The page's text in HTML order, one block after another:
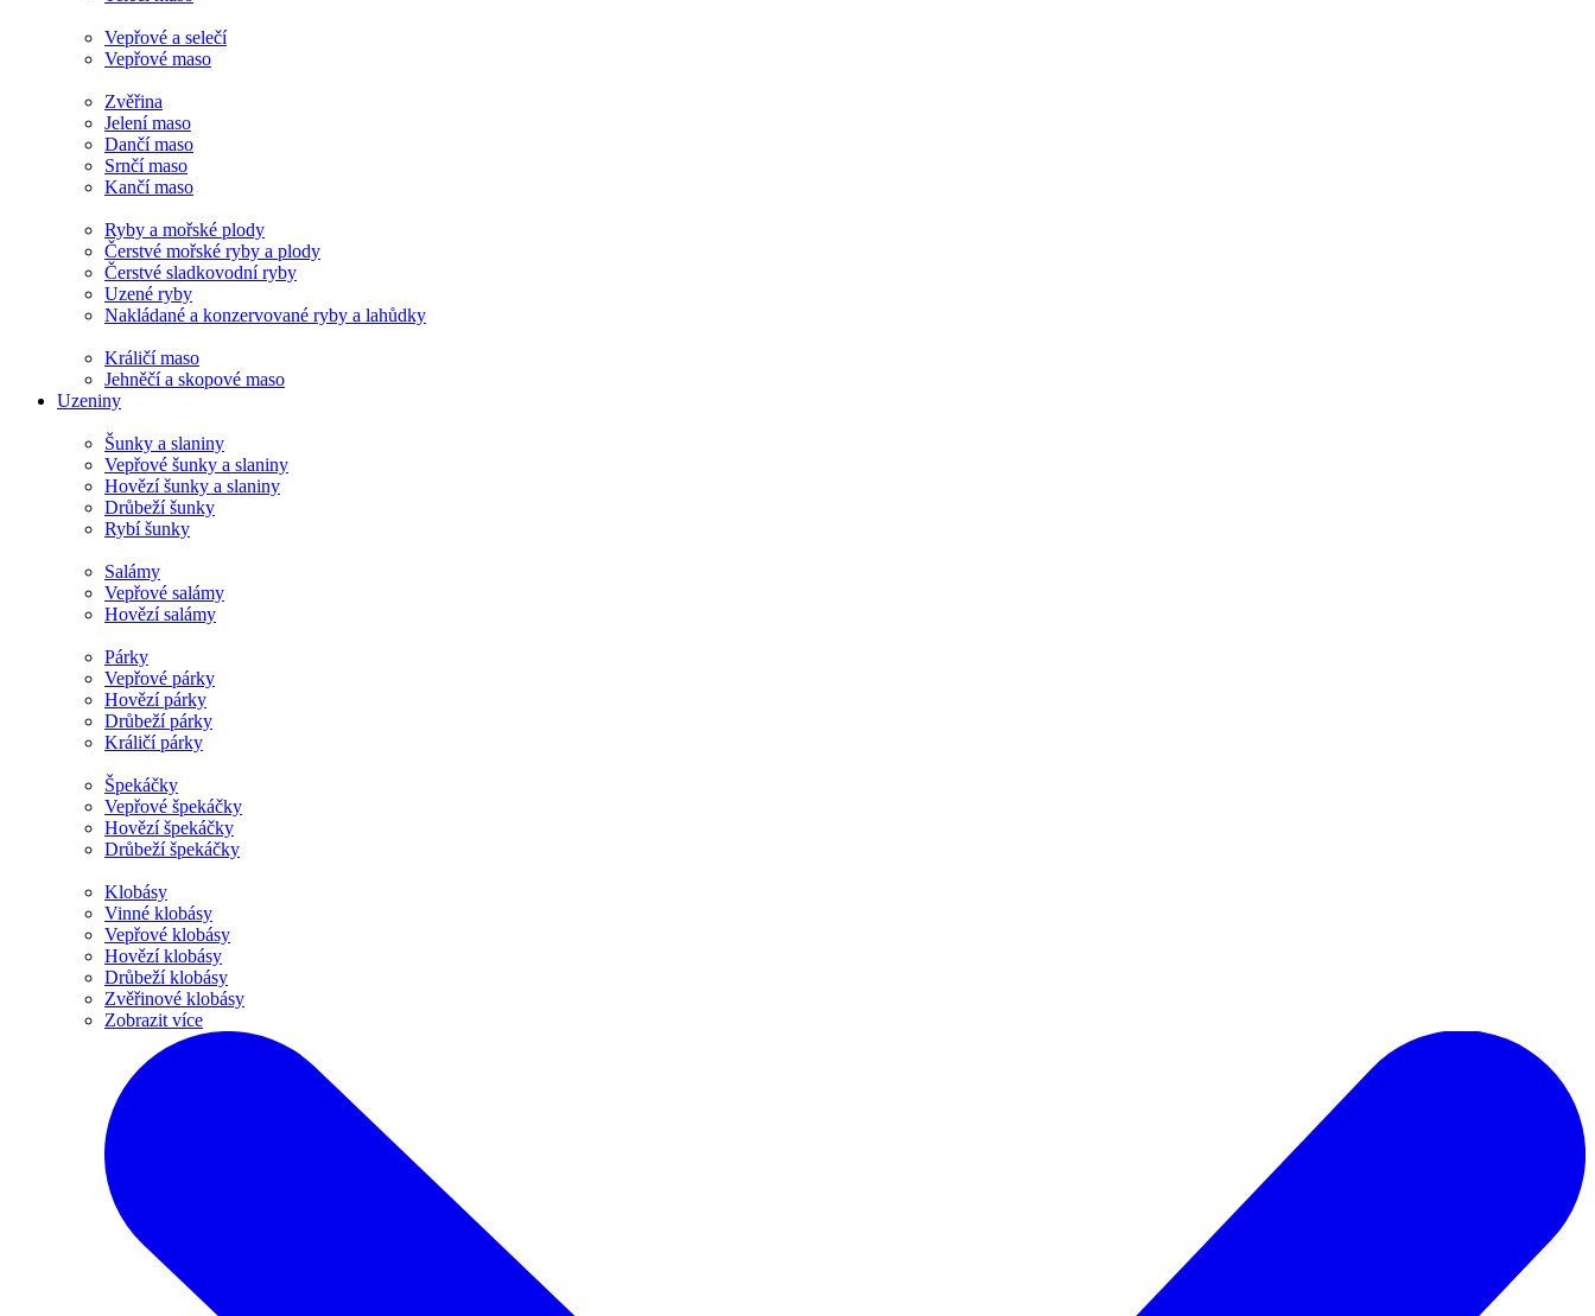
Vepřové a selečí
Vepřové maso
Zvěřina
Jelení maso
Dančí maso
Srnčí maso
Kančí maso
Ryby a mořské plody
Čerstvé mořské ryby a plody
Čerstvé sladkovodní ryby
Uzené ryby
Nakládané a konzervované ryby a lahůdky
Králičí maso
Jehněčí a skopové maso
Uzeniny
Šunky a slaniny
Vepřové šunky a slaniny
Hovězí šunky a slaniny
Drůbeží šunky
Rybí šunky
Salámy
Vepřové salámy
Hovězí salámy
Párky
Vepřové párky
Hovězí párky
Drůbeží párky
Králičí párky
Špekáčky
Vepřové špekáčky
Hovězí špekáčky
Drůbeží špekáčky
Klobásy
Vinné klobásy
Vepřové klobásy
Hovězí klobásy
Drůbeží klobásy
Zvěřinové klobásy
Zobrazit více